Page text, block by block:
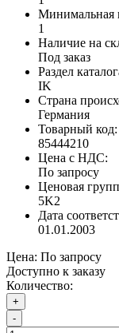
Минимальная
1
Наличие на
Под заказ
Раздел
IK
Страна
Германия
Товарный код:
85444210
Цена с НДС:
По запросу
Ценовая
5K2
Дата
01.01.2003
Цена: По запросу
Доступно к заказу
Количество:
+
-